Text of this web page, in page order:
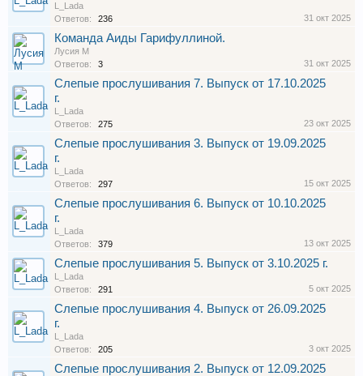
L_Lada
Ответов:
236 31 окт 2025
Команда Аиды Гарифуллиной.
Лусия М
Ответов:
3 31 окт 2025
Слепые прослушивания 7. Выпуск от 17.10.2025
г.
L_Lada
Ответов:
275 23 окт 2025
Слепые прослушивания 3. Выпуск от 19.09.2025
г.
L_Lada
Ответов:
297 15 окт 2025
Слепые прослушивания 6. Выпуск от 10.10.2025
г.
L_Lada
Ответов:
379 13 окт 2025
Слепые прослушивания 5. Выпуск от 3.10.2025 г.
L_Lada
Ответов:
291 5 окт 2025
Слепые прослушивания 4. Выпуск от 26.09.2025
г.
L_Lada
Ответов:
205 3 окт 2025
Слепые прослушивания 2. Выпуск от 12.09.2025